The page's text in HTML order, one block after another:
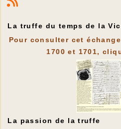
La truffe du temps de la
Pour consulter cet
1700 et 1701,
La passion de la truffe